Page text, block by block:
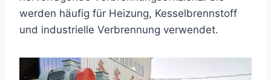
werden häufig für Heizung, Kesselbrennstoff
und industrielle Verbrennung verwendet.